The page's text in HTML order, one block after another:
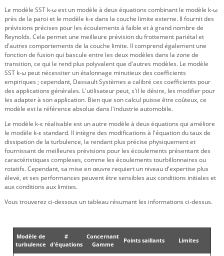
Le modèle SST k-ω est un modèle à deux équations combinant le modèle k-ω
près de la paroi et le modèle k-ε dans la couche limite externe. Il fournit des
prévisions précises pour les écoulements à faible et à grand nombre de
Reynolds. Cela permet une meilleure prévision du frottement pariétal et
d'autres comportements de la couche limite. Il comprend également une
fonction de fusion qui bascule entre les deux modèles dans la zone de
transition, ce qui le rend plus polyvalent que d'autres modèles. Le modèle
SST k-ω peut nécessiter un étalonnage minutieux des coefficients
empiriques ; cependant, Dassault Systèmes a calibré ces coefficients pour
des applications générales. L'utilisateur peut, s'il le désire, les modifier pour
les adapter à son application. Bien que son calcul puisse être coûteux, ce
modèle est la référence absolue dans l'industrie automobile.
Le modèle k-ε réalisable est un autre modèle à deux équations qui améliore
le modèle k-ε standard. Il intègre des modifications à l'équation du taux de
dissipation de la turbulence, la rendant plus précise physiquement et
fournissant de meilleures prévisions pour les écoulements présentant des
caractéristiques complexes, comme les écoulements tourbillonnaires ou
rotatifs. Cependant, sa mise en œuvre requiert un niveau d'expertise plus
élevé, et ses performances peuvent être sensibles aux conditions initiales et
aux conditions aux limites.
Vous trouverez ci-dessous un tableau résumant les informations ci-dessus.
Modèle de
turbulence
#
d'équations
Concernant
Gamme
Points saillants Limites